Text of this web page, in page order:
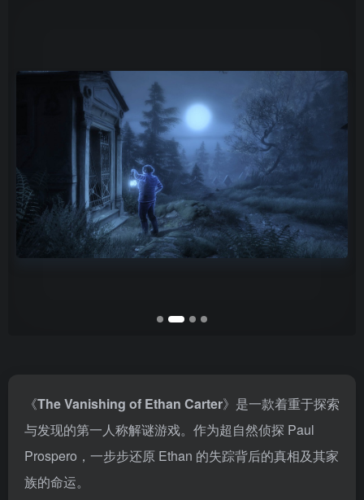
《The Vanishing of Ethan Carter》是一款着重于探索
与发现的第一人称解谜游戏。作为超自然侦探 Paul
Prospero，一步步还原 Ethan 的失踪背后的真相及其家
族的命运。